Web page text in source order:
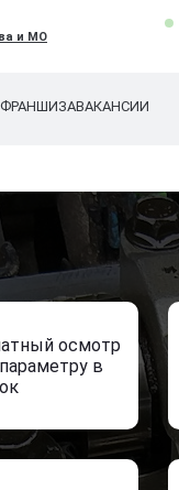
и МО
ФРАНШИЗАВАКАНСИИ
осмотр
в